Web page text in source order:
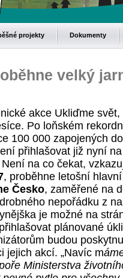
projekty Dokumenty
velký
akce Ukliďme
Po loňském
100 000 zapojených
přihlašovat již nyní
Není na co čekat,
, proběhne letošní
Česko, zaměřené na
nepořádku z
je možné na
přihlašovat plánované
budou
jejich akcí. „Navíc m
Ministerstva